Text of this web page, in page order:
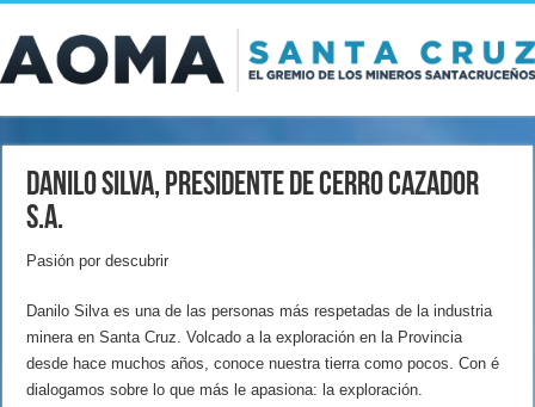
Danilo Silva, presidente de Cerro Cazador
S.A.
Pasión por descubrir
Danilo Silva es una de las personas más respetadas de la industria
minera en Santa Cruz. Volcado a la exploración en la Provincia
desde hace muchos años, conoce nuestra tierra como pocos. Con é
dialogamos sobre lo que más le apasiona: la exploración.